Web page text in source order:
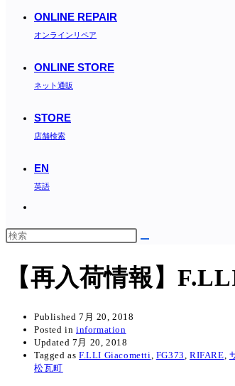
ONLINE REPAIR
オンラインリペア
ONLINE STORE
ネット通販
STORE
店舗検索
EN
英語
search
【再入荷情報】
Published 7月 20, 2018
Posted in information
Updated 7月 20, 2018
Tagged as F.LLI Giacometti FG373 ,RIFARE
松瓦町